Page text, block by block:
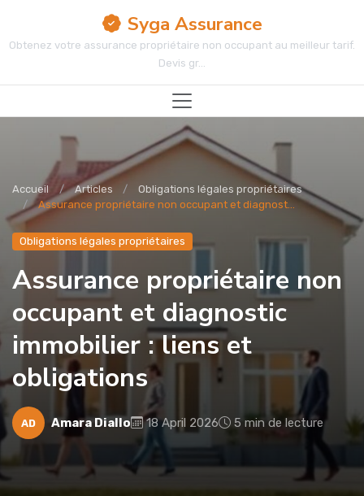
Syga Assurance
Obtenez votre assurance propriétaire non occupant au meilleur tarif.
Devis gr...
Accueil Articles
Obligations légales propriétaires
Assurance propriétaire non occupant et diagnost...
Obligations légales propriétaires
Assurance propriétaire non
occupant et diagnostic
immobilier : liens et
obligations
AD Amara Diallo 18 April 2026 5 min de lecture